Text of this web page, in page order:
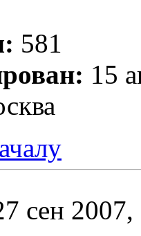
581
15
сен 2007,